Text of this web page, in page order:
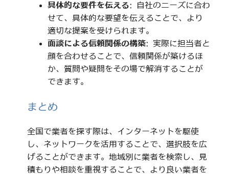
具体的な要件を伝える: 自社のニーズに合わ
せて、具体的な要望を伝えることで、より
適切な提案を受けられます。
面談による信頼関係の構築: 実際に担当者と
顔を合わせることで、信頼関係が築けるほ
か、質問や疑問をその場で解消することが
できます。
まとめ
全国で業者を探す際は、インターネットを駆使
し、ネットワークを活用することで、選択肢を広
げることができます。地域別に業者を検索し、見
積もりや相談を重視することで、より良い業者を